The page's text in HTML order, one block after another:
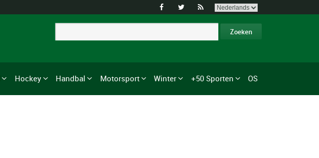
  
Hockey Handbal Motorsport Winter +50 Sporten OS